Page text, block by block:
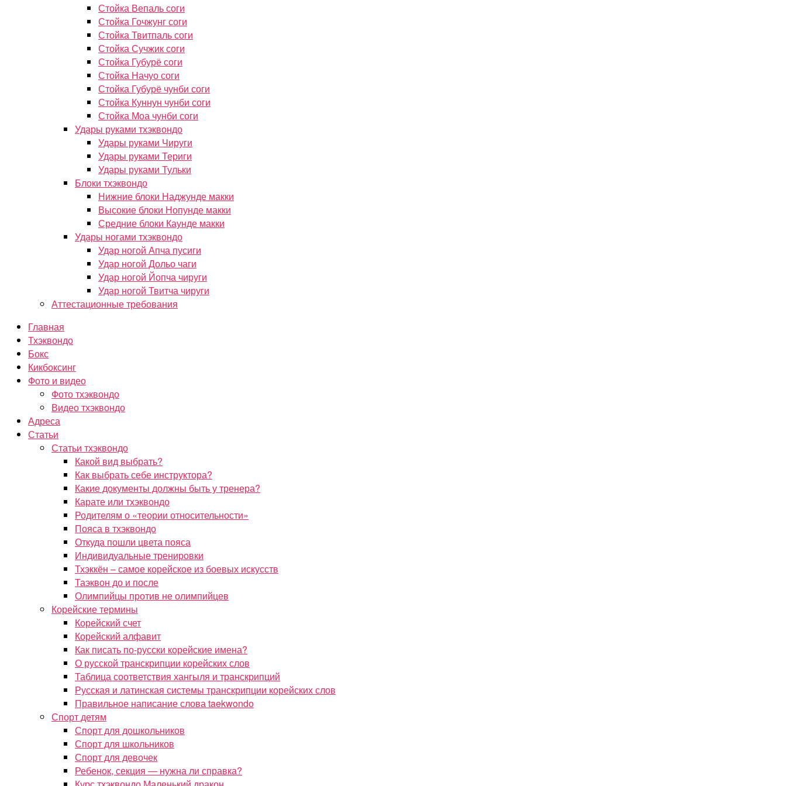
Стойка Вепаль соги
Стойка Гочжунг соги
Стойка Твитпаль соги
Стойка Сучжик соги
Стойка Губурё соги
Стойка Начуо соги
Стойка Губурё чунби соги
Стойка Куннун чунби соги
Стойка Моа чунби соги
Удары руками тхэквондо
Удары руками Чируги
Удары руками Териги
Удары руками Тульки
Блоки тхэквондо
Нижние блоки Наджунде макки
Высокие блоки Нопунде макки
Средние блоки Каунде макки
Удары ногами тхэквондо
Удар ногой Апча пусиги
Удар ногой Дольо чаги
Удар ногой Йопча чируги
Удар ногой Твитча чируги
Аттестационные требования
Главная
Тхэквондо
Бокс
Кикбоксинг
Фото и видео
Фото тхэквондо
Видео тхэквондо
Адреса
Статьи
Статьи тхэквондо
Какой вид выбрать?
Как выбрать себе инструктора?
Какие документы должны быть у тренера?
Карате или тхэквондо
Родителям о «теории относительности»
Пояса в тхэквондо
Откуда пошли цвета пояса
Индивидуальные тренировки
Тхэккён – самое корейское из боевых искусств
Таэквон до и после
Олимпийцы против не олимпийцев
Корейские термины
Корейский счет
Корейский алфавит
Как писать по-русски корейские имена?
О русской транскрипции корейских слов
Таблица соответствия хангыля и транскрипций
Русская и латинская системы транскрипции корейских слов
Правильное написание слова taekwondo
Спорт детям
Спорт для дошкольников
Спорт для школьников
Спорт для девочек
Ребенок, секция — нужна ли справка?